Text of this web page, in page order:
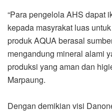
“Para pengelola AHS dapat
kepada masyrakat luas
produk AQUA berasal
mengandung mineral alami
produksi yang aman dan
Marpaung.
Dengan demikian visi